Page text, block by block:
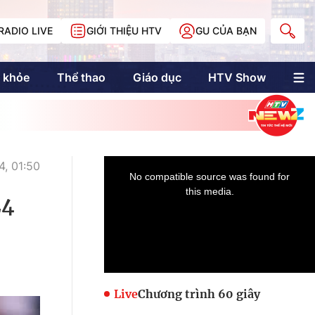
LIVE GIỚI THIỆU HTV GU CỦA BẠN
khỏe Thể thao Giáo dục HTV Show
Multimedia
Multiform
Doanh nhân Sài
Gòn
01:50
LiveChương trình 60 giây